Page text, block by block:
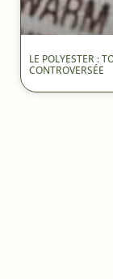
LE POLYESTER :
CONTROVERSÉE